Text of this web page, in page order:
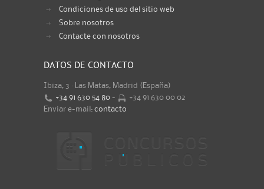
Condiciones de uso del sitio web
Sobre nosotros
Contacte con nosotros
DATOS DE CONTACTO
Ibiza, 3 · Las Matas, Madrid (España)
+34 91 630 54 80 -
+34 91 630 00 02
Enviar e-mail: contacto